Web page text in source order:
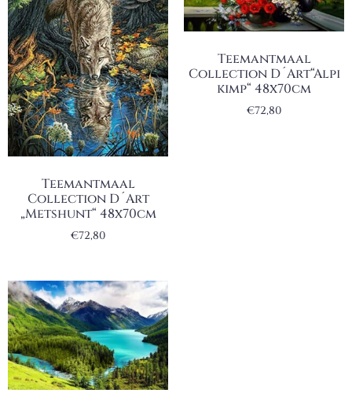
Teemantmaal
Collection D´Art
„Metshunt“ 48x70cm
€72,80
Teemantmaal
Collection D´Art“Alpi
kimp“ 48x70cm
€72,80